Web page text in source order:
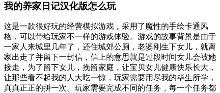
我的养家日记汉化版怎么玩
这是一款很好玩的经营模拟游戏，采用了魔性的手绘卡通风
格，可以带给玩家不一样的游戏体验。游戏的故事背景是由于
一家人来城里几年了，还住城郊公厕，老婆刚生下女儿，就离
家出走了并留下一封信，信上的意思就是过段时间女儿会被她
接走，为了留下女儿，挽留家庭，让宝贝女儿健康快乐长大，
让那些看不起我的人大吃一惊，玩家需要用尽我的毕生所学，
真真正正的拼一次。玩家需要完成不同的任务，每一个任务都